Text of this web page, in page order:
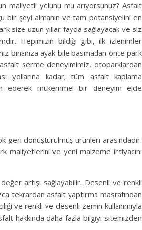
maliyetli yolunu mu arıyorsunuz? Asfalt
bir şeyi almanın ve tam potansiyelini en
size uzun yıllar fayda sağlayacak ve siz
Hepimizin bildiği gibi, ilk izlenimler
binanıza ayak bile basmadan önce park
serme deneyimimiz, otoparklardan
yollarına kadar; tüm asfalt kaplama
ederek mükemmel bir deneyim elde
geri dönüştürülmüş ürünleri arasındadır.
maliyetlerini ve yeni malzeme ihtiyacını
artışı sağlayabilir. Desenli ve renkli
tekrardan asfalt yaptırma masrafından
ve renkli ve desenli zemin kullanımıyla
hakkında daha fazla bilgiyi sitemizden